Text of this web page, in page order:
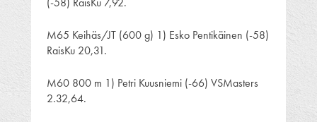
M65 Keihäs/JT (600 g) 1) Esko Pentikäinen (-58)
RaisKu 20,31.
M60 800 m 1) Petri Kuusniemi (-66) VSMasters
2.32,64.